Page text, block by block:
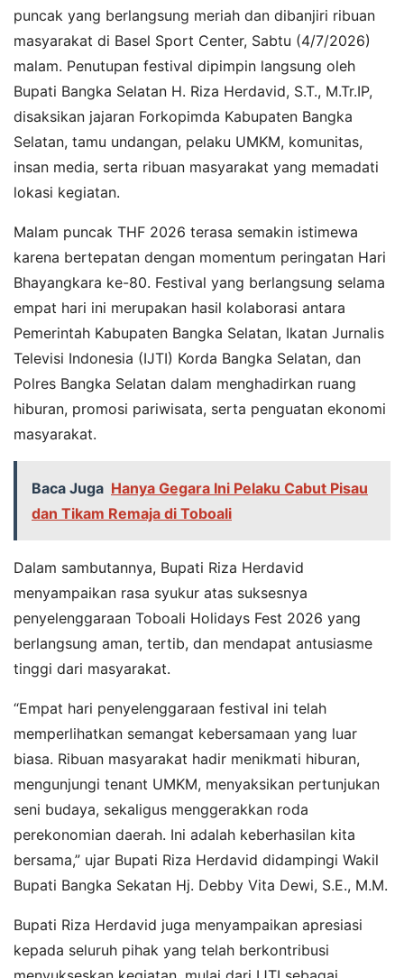
puncak yang berlangsung meriah dan dibanjiri ribuan
masyarakat di Basel Sport Center, Sabtu (4/7/2026)
malam. Penutupan festival dipimpin langsung oleh
Bupati Bangka Selatan H. Riza Herdavid, S.T., M.Tr.IP,
disaksikan jajaran Forkopimda Kabupaten Bangka
Selatan, tamu undangan, pelaku UMKM, komunitas,
insan media, serta ribuan masyarakat yang memadati
lokasi kegiatan.
Malam puncak THF 2026 terasa semakin istimewa
karena bertepatan dengan momentum peringatan Hari
Bhayangkara ke-80. Festival yang berlangsung selama
empat hari ini merupakan hasil kolaborasi antara
Pemerintah Kabupaten Bangka Selatan, Ikatan Jurnalis
Televisi Indonesia (IJTI) Korda Bangka Selatan, dan
Polres Bangka Selatan dalam menghadirkan ruang
hiburan, promosi pariwisata, serta penguatan ekonomi
masyarakat.
Baca Juga Hanya Gegara Ini Pelaku Cabut Pisau
dan Tikam Remaja di Toboali
Dalam sambutannya, Bupati Riza Herdavid
menyampaikan rasa syukur atas suksesnya
penyelenggaraan Toboali Holidays Fest 2026 yang
berlangsung aman, tertib, dan mendapat antusiasme
tinggi dari masyarakat.
“Empat hari penyelenggaraan festival ini telah
memperlihatkan semangat kebersamaan yang luar
biasa. Ribuan masyarakat hadir menikmati hiburan,
mengunjungi tenant UMKM, menyaksikan pertunjukan
seni budaya, sekaligus menggerakkan roda
perekonomian daerah. Ini adalah keberhasilan kita
bersama,” ujar Bupati Riza Herdavid didampingi Wakil
Bupati Bangka Sekatan Hj. Debby Vita Dewi, S.E., M.M.
Bupati Riza Herdavid juga menyampaikan apresiasi
kepada seluruh pihak yang telah berkontribusi